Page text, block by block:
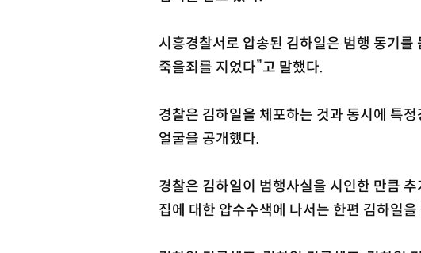
시흥경찰서로 압송된 김하일은 범행 동기를
죽을죄를 지었다”고 말했다.
경찰은 김하일을 체포하는 것과 동시에 특
얼굴을 공개했다.
경찰은 김하일이 범행사실을 시인한 만큼
집에 대한 압수수색에 나서는 한편 김하일